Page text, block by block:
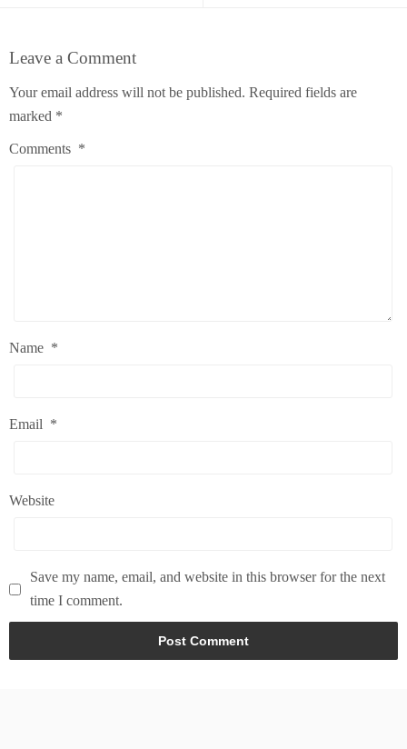
Leave a Comment
Your email address will not be published. Required fields are
marked *
Comments *
Name *
Email *
Website
Save my name, email, and website in this browser for the next
time I comment.